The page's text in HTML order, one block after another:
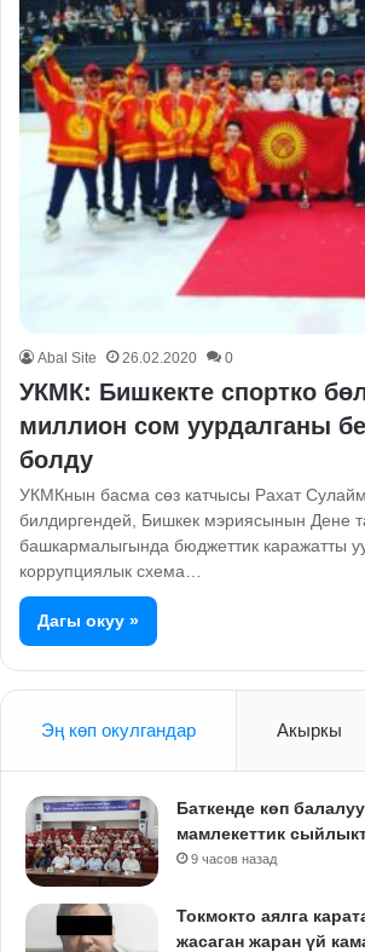
Abal Site 26.02.2020 0
УКМК: Бишкекте спортко
миллион сом уурдалганы
болду
УКМКнын басма сөз катчысы Рахат
билдиргендей, Бишкек мэриясынын Дене
башкармалыгында бюджеттик каражатты
коррупциялык схема…
Дагы окуу »
Эң көп окулгандар Акыркы
Баткенде көп
мамлекеттик
9 часов назад
Токмокто аялга
жасаган жаран үй